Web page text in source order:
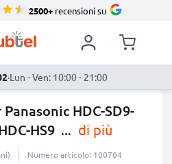
2500+recensioni su
·Lun - Ven: 10:00 - 21:00
HDC-SD9-
HS9 ... di più
Numero articolo: 100704